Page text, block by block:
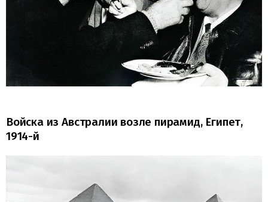
Войска из Австралии возле пирамид, Египет,
1914-й